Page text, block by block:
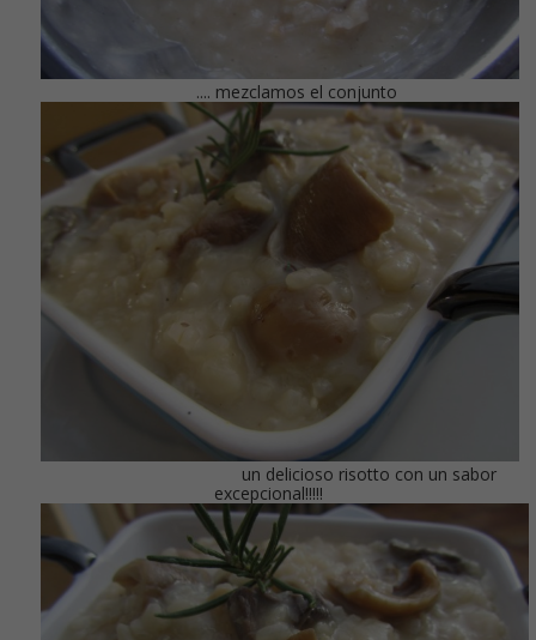
.... mezclamos el conjunto
un delicioso risotto con un sabor
excepcional!!!!!